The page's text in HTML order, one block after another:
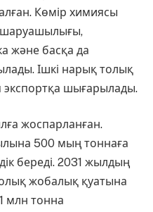
Көмір химиясы
шаруашылығы,
және басқа да
Ішкі нарық толық
экспортқа шығарылады.
жоспарланған.
500 мың тоннаға
береді. 2031 жылдың
жобалық қуатына
млн тонна